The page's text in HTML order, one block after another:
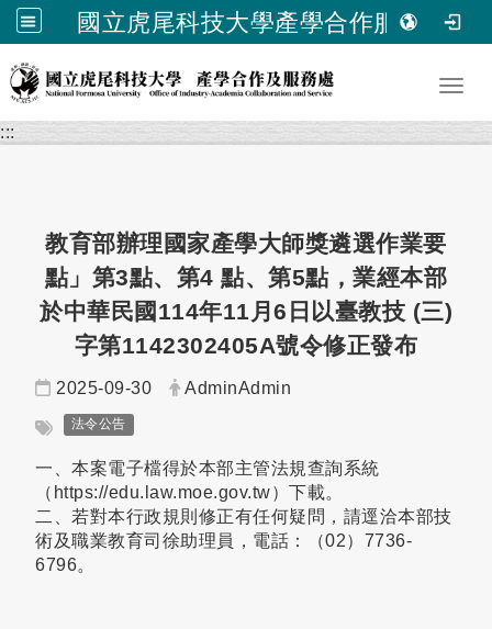
國立虎尾科技大學產學合作服務處
跳到主要內容
:::
教育部辦理國家產學大師獎遴選作業要
點」第3點、第4 點、第5點，業經本部
於中華民國114年11月6日以臺教技 (三)
字第1142302405A號令修正發布
日期：
2025-09-30 發布者：
AdminAdmin
標籤：
法令公告
一、本案電子檔得於本部主管法規查詢系統
（https://edu.law.moe.gov.tw）下載。
二、若對本行政規則修正有任何疑問，請逕洽本部技
術及職業教育司徐助理員，電話：（02）7736-
6796。